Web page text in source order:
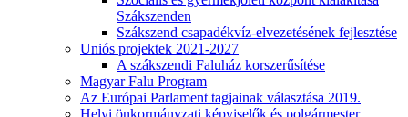
Szákszenden
Szákszend csapadékvíz-elvezetésének fejlesztése
Uniós projektek 2021-2027
A szákszendi Faluház korszerűsítése
Magyar Falu Program
Az Európai Parlament tagjainak választása 2019.
Helyi önkormányzati képviselők és polgármester